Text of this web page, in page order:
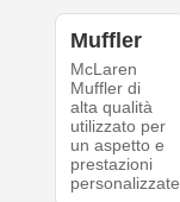
Muffler
McLaren
Muffler di
alta qualità
utilizzato per
un aspetto e
prestazioni
personalizzate.